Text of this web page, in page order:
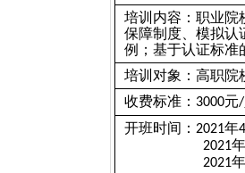
培训内容：职业院
保障制度、模拟认
例；基于认证标准
培训对象：高职院
收费标准： 3000元/
开班时间： 2021年4
2021年
2021年